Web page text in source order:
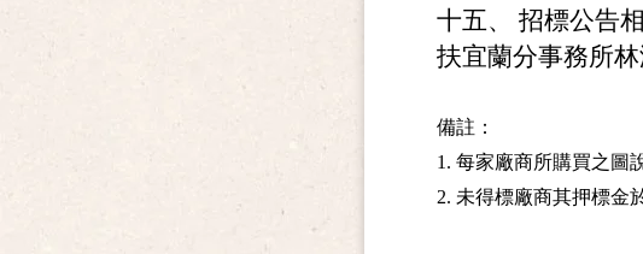
十五、 招標公告
扶宜蘭分事務所
備註：
1. 每家廠商所購買之圖
2. 未得標廠商其押標金